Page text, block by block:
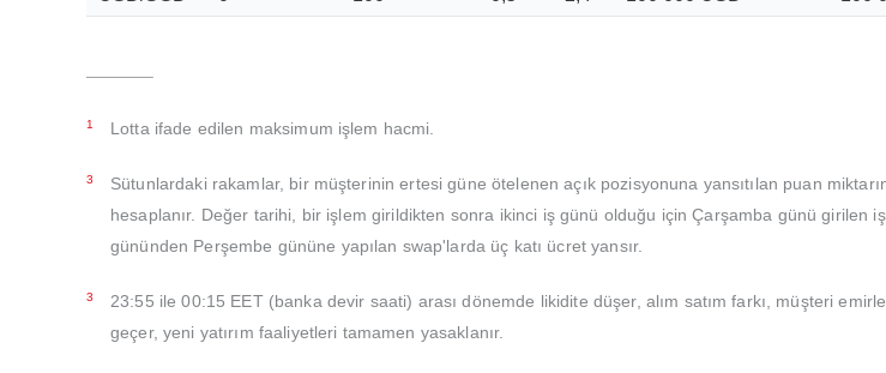
1 Lotta ifade edilen maksimum işlem hacmi.
3
Sütunlardaki rakamlar, bir müşterinin ertesi güne ötelenen açık pozisyonuna yansıtılan puan
hesaplanır. Değer tarihi, bir işlem girildikten sonra ikinci iş günü olduğu için Çarşamba günü
gününden Perşembe gününe yapılan swap'larda üç katı ücret yansır.
3
23:55 ile 00:15 EET (banka devir saati) arası dönemde likidite düşer, alım satım farkı, müşteri
geçer, yeni yatırım faaliyetleri tamamen yasaklanır.